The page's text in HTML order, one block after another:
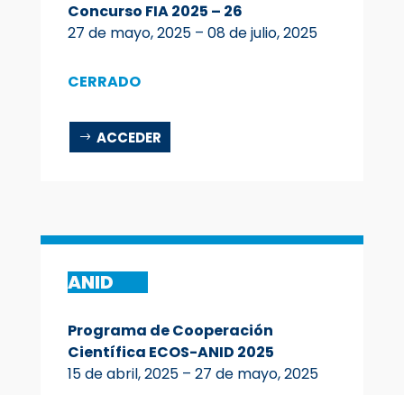
Concurso FIA 2025 – 26
27 de mayo, 2025 – 08 de julio, 2025
CERRADO
ACCEDER
ANID
Programa de Cooperación
Científica ECOS-ANID 2025
15 de abril, 2025 – 27 de mayo, 2025